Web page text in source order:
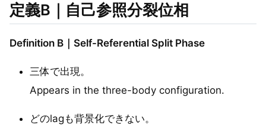
定義B｜自己参照分裂位相
Definition B｜Self-Referential Split Phase
三体で出現。
Appears in the three-body configuration.
どのlagも背景化できない。